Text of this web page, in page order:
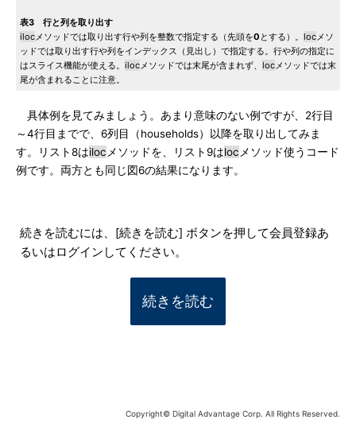
表3 行と列を取り出す
ilocメソッドでは取り出す行や列を整数で指定する（先頭を0 とする）。 locメソ
ッドでは取り出す行や列をインデックス（見出し）で指定する。行や列の指定に
はスライス機能が使える。 ilocメソッドでは末尾が含まれず、 locメソッドでは末
尾が含まれることに注意。
具体例を見てみましょう。あまり意味のない例ですが、2行目
～4行目までで、6列目（households）以降を取り出してみま
す。リスト8はiloc メソッドを、リスト9はloc メソッド使うコード
例です。両方とも同じ図6の結果になります。
続きを読むには、[続きを読む] ボタンを押して会員登録あ
るいはログインしてください。
続きを読む
Copyright© Digital Advantage Corp. All Rights Reserved.